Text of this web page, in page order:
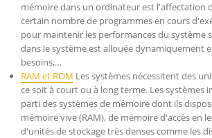
mémoire dans un ordinateur est l'affectation
certain nombre de programmes en cours
pour maintenir les performances du système
dans le système est allouée dynamiquement
besoins,…
RAM et ROM Les systèmes nécessitent des
ce soit à court ou à long terme. Les systèmes
parti des systèmes de mémoire dont ils
mémoire vive (RAM), de mémoire d'accès en
d'unités de stockage très denses comme les